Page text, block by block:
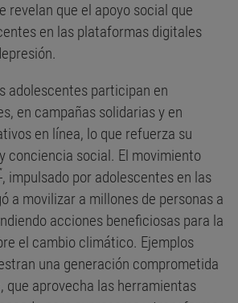
revelan que el apoyo social que
en las plataformas digitales
adolescentes participan en
en campañas solidarias y en
en línea, lo que refuerza su
conciencia social. El movimiento
, impulsado por adolescentes en las
a movilizar a millones de personas a
acciones beneficiosas para la
el cambio climático. Ejemplos
una generación comprometida
que aprovecha las herramientas